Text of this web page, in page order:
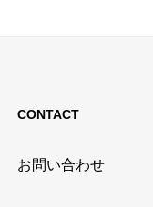
CONTACT
お問い合わせ